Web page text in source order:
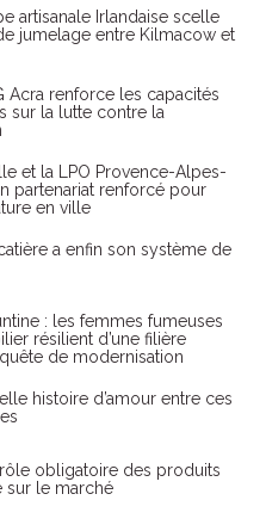
artisanale Irlandaise scelle
jumelage entre Kilmacow et
Acra renforce les capacités
sur la lutte contre la
et la LPO Provence-Alpes-
partenariat renforcé pour
en ville
a enfin son système de
: les femmes fumeuses
résilient d’une filière
de modernisation
histoire d’amour entre ces
obligatoire des produits
sur le marché